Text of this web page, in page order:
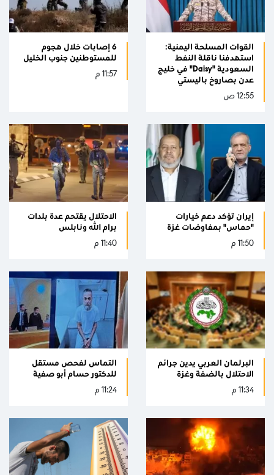
القوات المسلحة اليمنية:
استهدفنا ناقلة النفط
السعودية "Daisy" في خليج
عدن بصاروخ باليستي
12:55 ص
6 إصابات خلال هجوم
للمستوطنين جنوب الخليل
11:57 م
إيران تؤكد دعم خيارات
"حماس" بمفاوضات غزة
11:50 م
الاحتلال يقتحم عدة بلدات
برام الله ونابلس
11:40 م
البرلمان العربي يدين جرائم
الاحتلال بالضفة وغزة
11:34 م
التماس لفحص مستقل
للدكتور حسام أبو صفية
11:24 م